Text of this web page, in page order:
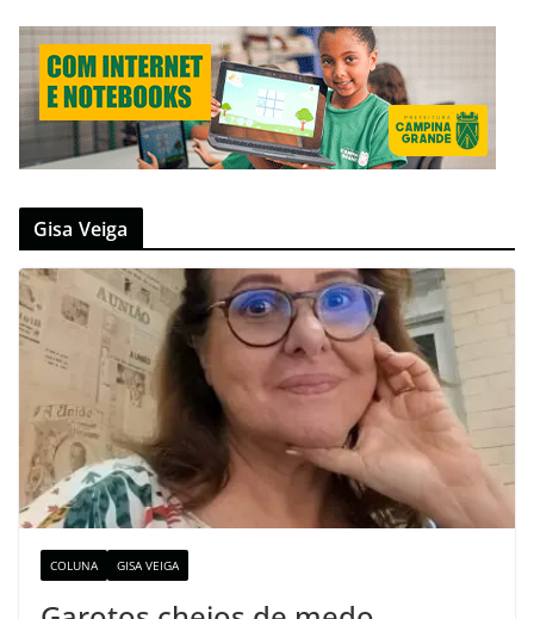
Gisa Veiga
COLUNA GISA VEIGA